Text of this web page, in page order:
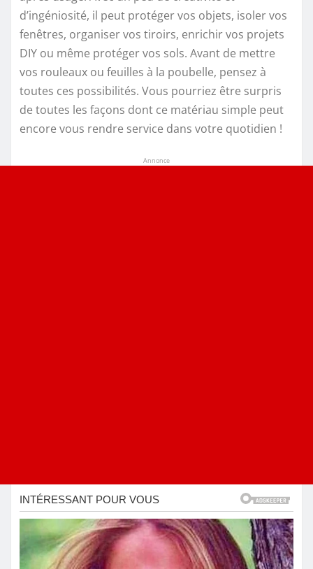
d’ingéniosité, il peut protéger vos objets, isoler vos
fenêtres, organiser vos tiroirs, enrichir vos projets
DIY ou même protéger vos sols. Avant de mettre
vos rouleaux ou feuilles à la poubelle, pensez à
toutes ces possibilités. Vous pourriez être surpris
de toutes les façons dont ce matériau simple peut
encore vous rendre service dans votre quotidien !
Annonce